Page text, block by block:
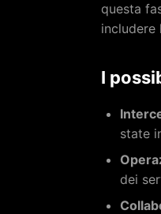
questa
includere
I
state
dei